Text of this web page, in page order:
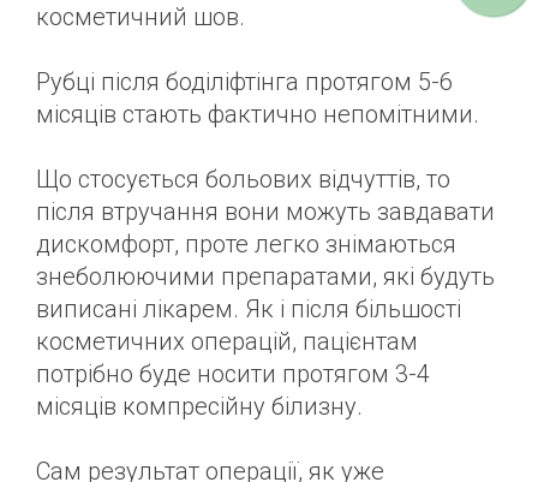
косметичний шов.
Рубці після боділіфтінга протягом 5-6
місяців стають фактично непомітними.
Що стосується больових відчуттів, то
після втручання вони можуть завдавати
дискомфорт, проте легко знімаються
знеболюючими препаратами, які будуть
виписані лікарем. Як і після більшості
косметичних операцій, пацієнтам
потрібно буде носити протягом 3-4
місяців компресійну білизну.
Сам результат операції, як уже